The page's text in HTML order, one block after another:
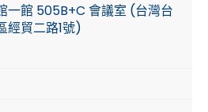
一館 505B+C 會議室 (台灣台
經貿二路1號)